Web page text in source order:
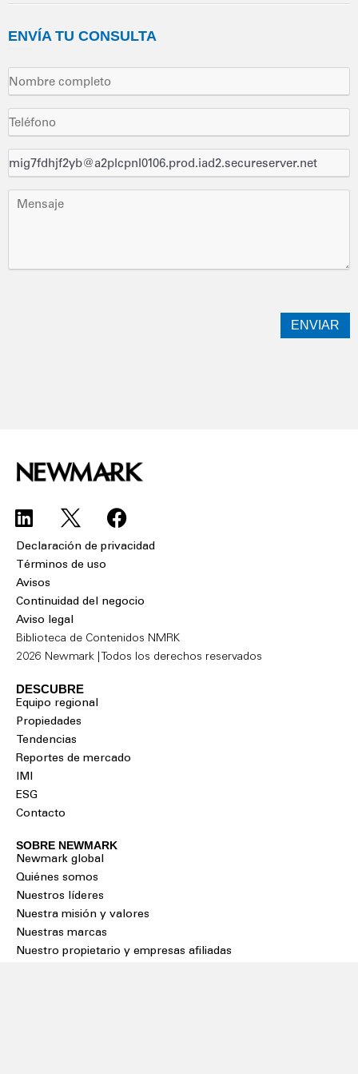
ENVÍATU CONSULTA
Declaración de privacidad
Términos de uso
Avisos
Continuidad del negocio
Aviso legal
Biblioteca de Contenidos NMRK
2026 Newmark | Todos los derechos reservados
DESCUBRE
Equipo regional
Propiedades
Tendencias
Reportes de mercado
IMI
ESG
Contacto
SOBRE NEWMARK
Newmark global
Quiénes somos
Nuestros líderes
Nuestra misión y valores
Nuestras marcas
Nuestro propietario y empresas afiliadas